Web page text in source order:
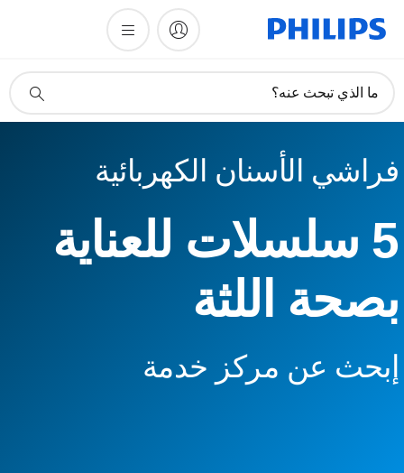
دعم
ما الذي تبحث عنه؟
فراشي الأسنان الكهربائية
5 سلسلات للعناية
بصحة اللثة
إبحث عن مركز خدمة